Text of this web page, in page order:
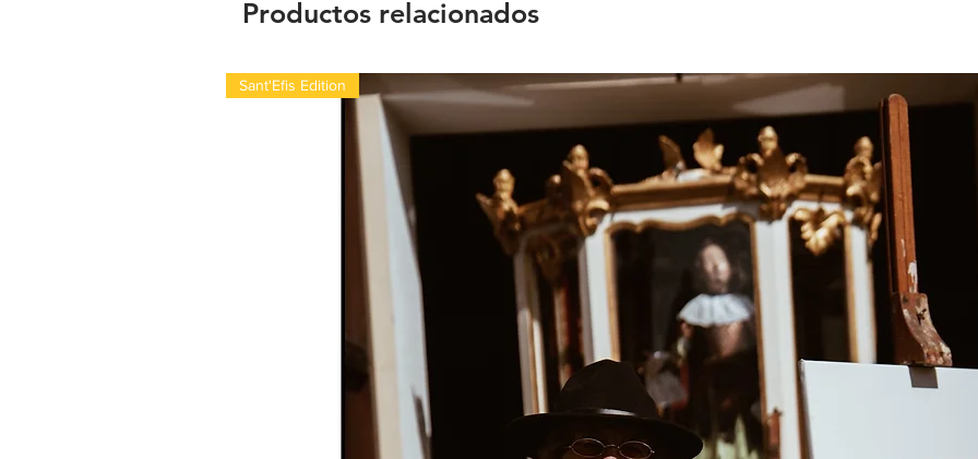
Productos relacionados
Sant'Efis Edition